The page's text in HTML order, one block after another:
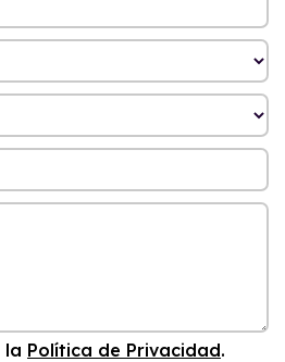
la Política de Privacidad.